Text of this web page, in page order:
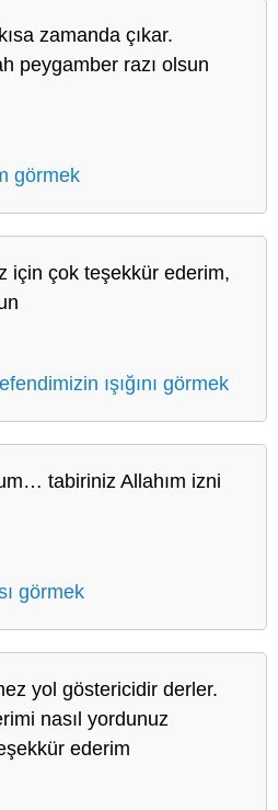
zamanda çıkar.
peygamber razı olsun
görmek
için çok teşekkür ederim,
ışığını görmek
tabiriniz Allahım izni
görmek
yol göstericidir derler.
nasıl yordunuz
ederim